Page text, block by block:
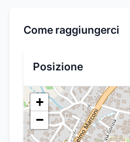
Come raggiungerci
Posizione
+
−